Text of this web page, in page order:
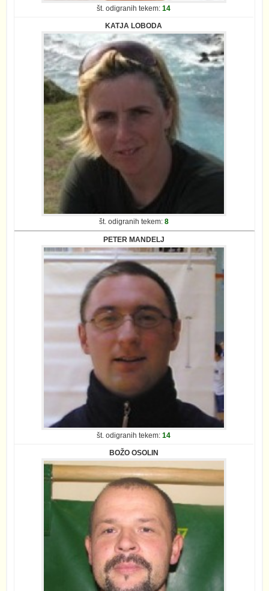
št. odigranih tekem:14
KATJA LOBODA
št. odigranih tekem: 8
PETER MANDELJ
št. odigranih tekem:14
BOŽO OSOLIN